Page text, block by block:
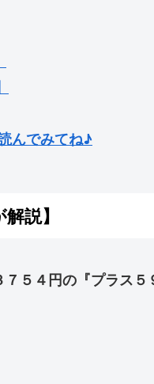
んでみてね♪
説】
５４円の『プラス５